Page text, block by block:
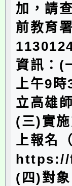
加，請
前教育
資訊：(
上午9
立高雄
(三)實
上報名
https://
(四)對